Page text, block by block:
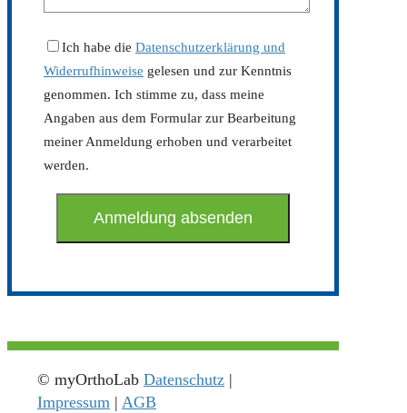
Ich habe die Datenschutzerklärung und
Widerrufhinweise gelesen und zur Kenntnis
genommen. Ich stimme zu, dass meine
Angaben aus dem Formular zur Bearbeitung
meiner Anmeldung erhoben und verarbeitet
werden.
© myOrthoLab Datenschutz |
Impressum | AGB